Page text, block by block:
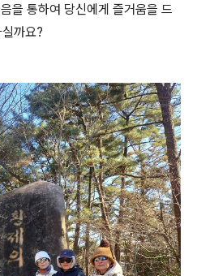
을 통하여 당신에게 즐거움을 드
까요?